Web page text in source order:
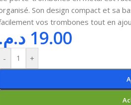
Son design compact et sa
vos trombones tout en
19.00 د.م.
- +